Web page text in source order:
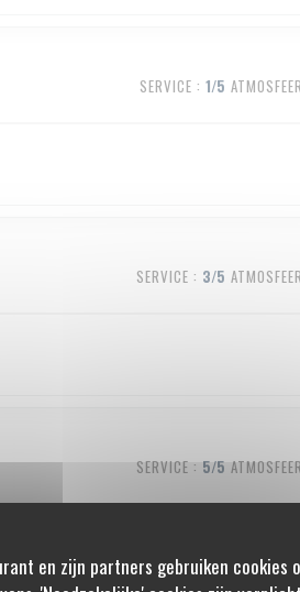
en zijn partners gebruiken cookies
SERVICE : 1/5 ATMOSFEER
SERVICE : 3/5 ATMOSFEER
SERVICE : 5/5
SERVICE : 5/5